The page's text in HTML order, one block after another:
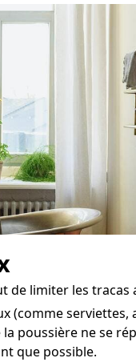
de limiter les tracas
(comme serviettes,
poussière ne se
que possible.